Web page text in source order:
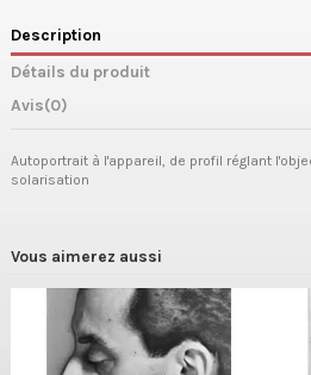
Description
Détails du produit
Avis(0)
Autoportrait à l'appareil, de profil réglant
solarisation
Vous aimerez aussi